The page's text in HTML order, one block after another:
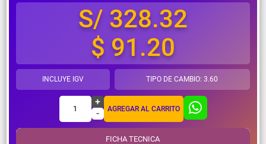
S/ 328.32
$ 91.20
INCLUYE IGV TIPO DE CAMBIO: 3.60
1
+
-
AGREGAR AL CARRITO
FICHA TECNICA